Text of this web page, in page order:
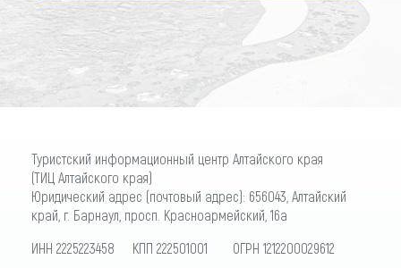
ПОДПИСАТЬСЯ
Туристский информационный центр Алтайского края
(ТИЦ Алтайского края)
Юридический адрес (почтовый адрес): 656043, Алтайский
край, г. Барнаул, просп. Красноармейский, 16а
ИНН 2225223458 КПП 222501001 ОГРН 1212200029612